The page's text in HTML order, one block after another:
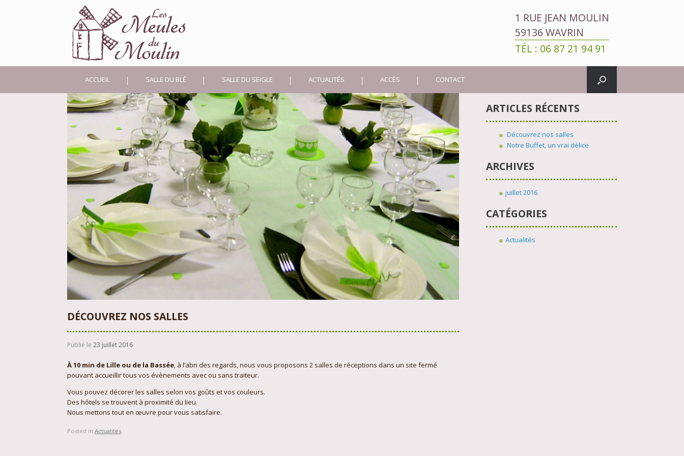
1 RUE JEAN MOULIN
59136 WAVRIN
TÉL : 06 87 21 94 91
ACCUEIL SALLE DU BLÉ SALLE DU SEIGLE ACTUALITÉS ACCÈS CONTACT
DÉCOUVREZ NOS SALLES
Publié le 23 juillet 2016
À 10 min de Lille ou de la Bassée, à l’abri des regards, nous vous proposons 2 salles de réceptions dans un site fermé
pouvant accueillir tous vos évènements avec ou sans traiteur.
Vous pouvez décorer les salles selon vos goûts et vos couleurs.
Des hôtels se trouvent à proximité du lieu.
Nous mettons tout en œuvre pour vous satisfaire.
Posted in Actualités
ARTICLES RÉCENTS
Découvrez nos salles
Notre Buffet, un vrai délice
ARCHIVES
juillet 2016
CATÉGORIES
Actualités